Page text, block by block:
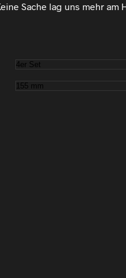
Sache lag uns mehr